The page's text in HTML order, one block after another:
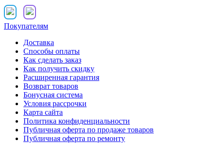
Покупателям
Доставка
Способы оплаты
Как сделать заказ
Как получить скидку
Расширенная гарантия
Возврат товаров
Бонусная система
Условия рассрочки
Карта сайта
Политика конфиденциальности
Публичная оферта по продаже товаров
Публичная оферта по ремонту